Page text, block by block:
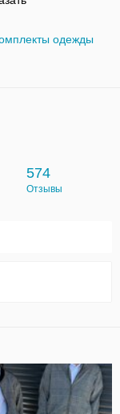
одежды
574
Отзывы